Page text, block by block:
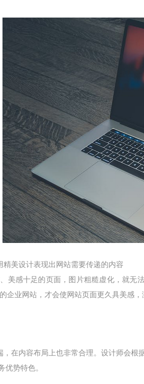
精美设计表现出网站需要传递的内容
美感十足的页面，图片粗糙虚化，就无
企业网站，才会使网站页面更久具美感
在内容布局上也非常合理。设计师会
优势特色。